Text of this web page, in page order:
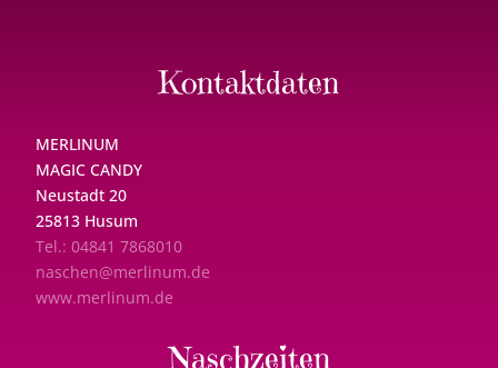
Kontaktdaten
MERLINUM
MAGIC CANDY
Neustadt 20
25813 Husum
Tel.: 04841 7868010
naschen@merlinum.de
www.merlinum.de
Naschzeiten